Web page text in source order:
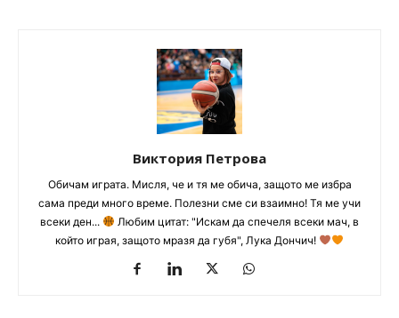
Виктория Петрова
Обичам играта. Мисля, че и тя ме обича, защото ме избра
сама преди много време. Полезни сме си взаимно! Тя ме учи
всеки ден...
Любим цитат: "Искам да спечеля всеки мач, в
който играя, защото мразя да губя", Лука Дончич!